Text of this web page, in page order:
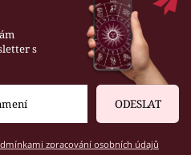
s
ODESLAT
zpracování osobních údajů